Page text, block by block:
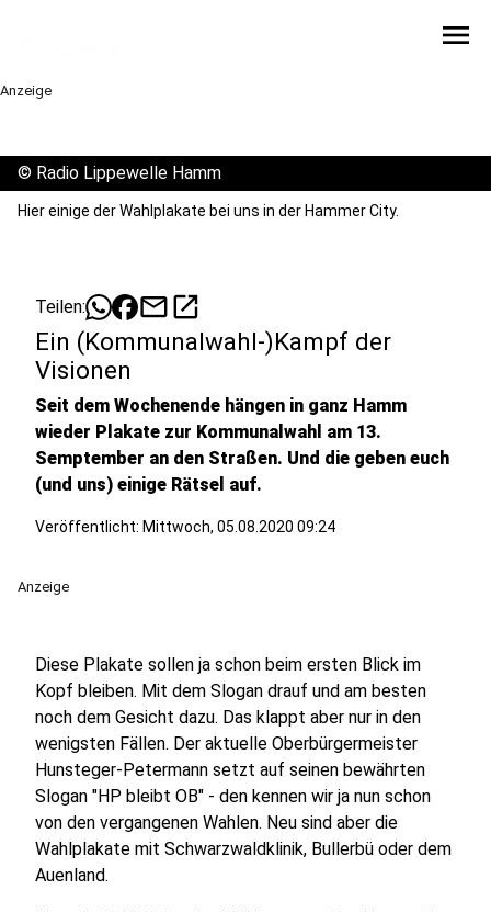
menu
Anzeige
© Radio Lippewelle Hamm
Hier einige der Wahlplakate bei uns in der Hammer City.
Teilen: mailopen_in_new
Ein (Kommunalwahl-)Kampf der
Visionen
Seit dem Wochenende hängen in ganz Hamm
wieder Plakate zur Kommunalwahl am 13.
Semptember an den Straßen. Und die geben euch
(und uns) einige Rätsel auf.
Veröffentlicht: Mittwoch, 05.08.2020 09:24
Anzeige
Diese Plakate sollen ja schon beim ersten Blick im
Kopf bleiben. Mit dem Slogan drauf und am besten
noch dem Gesicht dazu. Das klappt aber nur in den
wenigsten Fällen. Der aktuelle Oberbürgermeister
Hunsteger-Petermann setzt auf seinen bewährten
Slogan "HP bleibt OB" - den kennen wir ja nun schon
von den vergangenen Wahlen. Neu sind aber die
Wahlplakate mit Schwarzwaldklinik, Bullerbü oder dem
Auenland.